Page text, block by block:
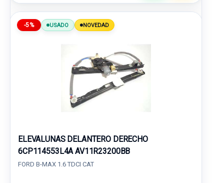
-5% USADO NOVEDAD
ELEVALUNAS DELANTERO DERECHO
6CP114553L4A AV11R23200BB
FORD B-MAX 1.6 TDCI CAT